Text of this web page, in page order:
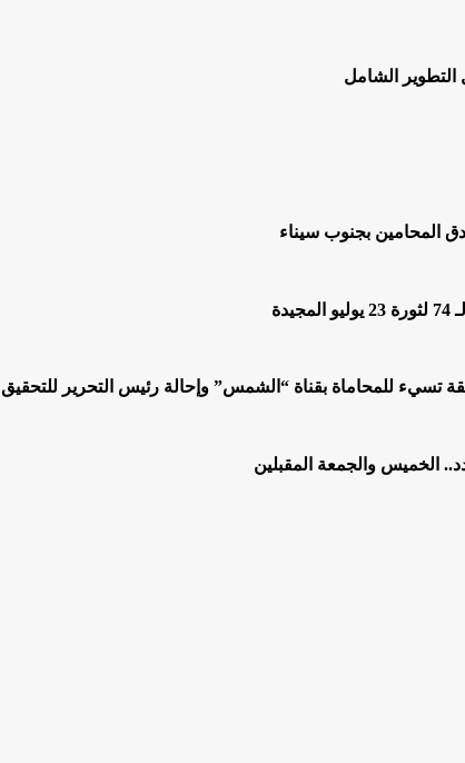
التطوير الشامل
المحامين بجنوب سيناء
تسيء للمحاماة بقناة “الشمس” وإحالة رئيس التحرير للتحقيق
الخميس والجمعة المقبلين